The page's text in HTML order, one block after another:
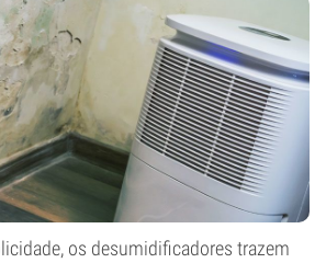
os desumidificadores trazem